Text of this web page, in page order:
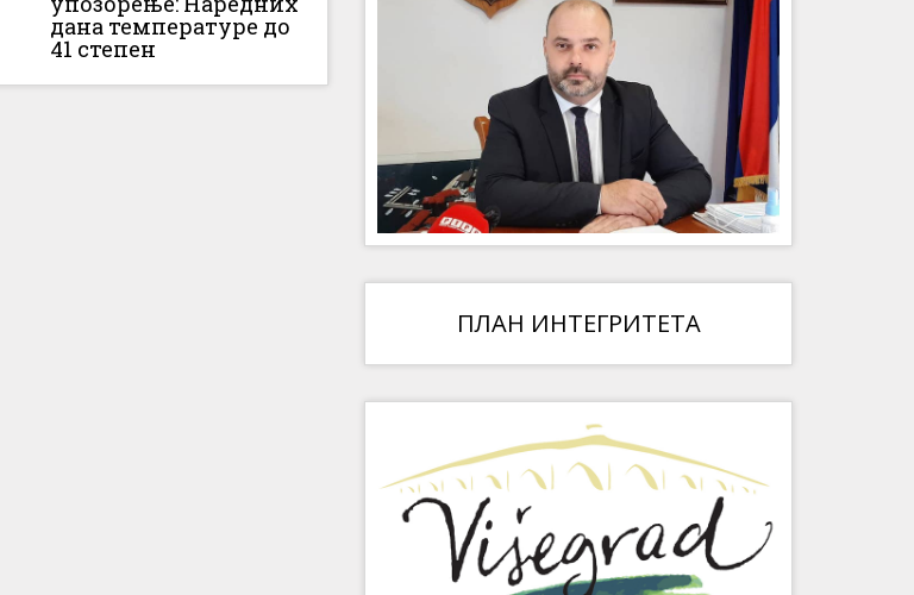
дана температуре до
41 степен
ПЛАН ИНТЕГРИТЕТА